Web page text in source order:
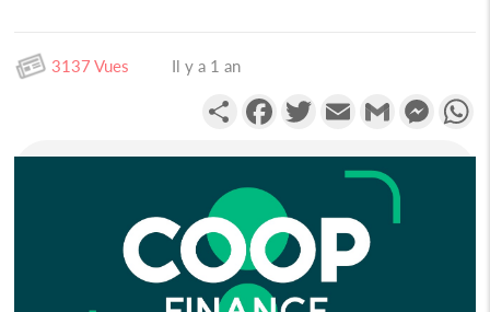
3137 Vues Il y a 1 an
PartagerFacebookTwitterEmail Gmail